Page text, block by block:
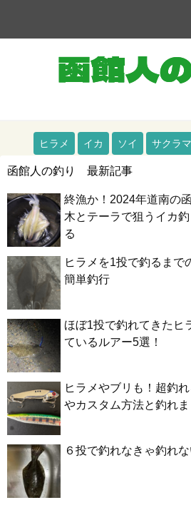
ヒラメ イカ ソイ サクラ
函館人の釣り 最新記事
終漁か！2024年道南の
木とテーラで狙うイカ
る
ヒラメを1投で釣るまで
簡単釣行
ほぼ1投で釣れてきたヒ
ているルアー5選！
ヒラメやブリも！超釣
やカスタム方法と釣れ
６投で釣れなきゃ釣れ